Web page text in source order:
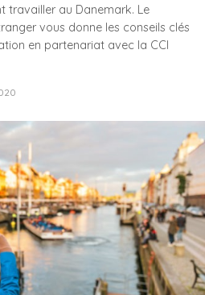
travailler au Danemark. Le
vous donne les conseils clés
en partenariat avec la CCI